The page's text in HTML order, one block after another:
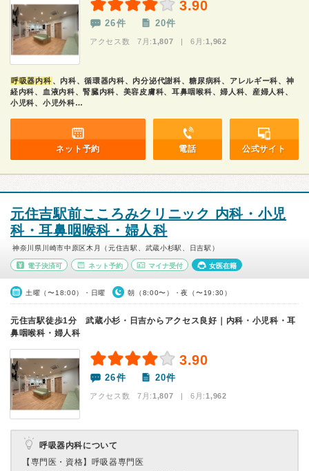
3.90
26件 20件
アクセス数 7月: 1,807 | 6月: 1,962
呼吸器内科 、内科、循環器内科、内分泌代謝科、糖尿病科、アレルギー科、神
経内科、血液内科、腎臓内科、美容皮膚科、耳鼻咽喉科、婦人科、産婦人科、
小児科、小児外科…
ネット予約 電話 公式サイト
元住吉駅前こころみクリニック 内科・小児
科・耳鼻咽喉科・婦人科
神奈川県川崎市中原区木月（元住吉駅、武蔵小杉駅、日吉駅）
電子決済可 ネット予約 マイナ受付 女医在籍
土曜（〜18:00）・日曜 朝（8:00〜）・夜（〜19:30）
元住吉駅徒歩1分 武蔵小杉・日吉からアクセス良好｜内科・小児科・耳
鼻咽喉科・婦人科
3.90
26件 20件
アクセス数 7月:1,807 | 6月:1,962
呼吸器内科について
【専門医・資格】 呼吸器専門医